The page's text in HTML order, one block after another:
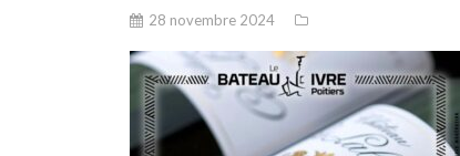
28 novembre 2024